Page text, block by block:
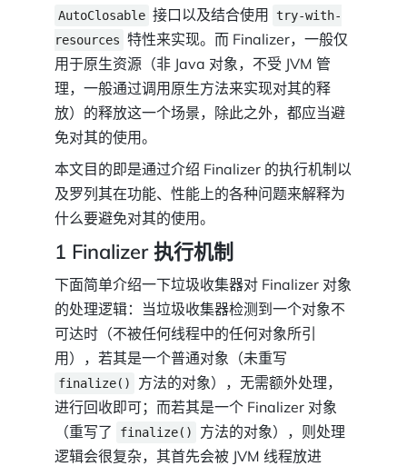
AutoClosable 接口以及结合使用
try-with-
resources 特性来实现。而 Finalizer，一般仅
用于原生资源（非 Java 对象，不受 JVM 管
理，一般通过调用原生方法来实现对其的释
放）的释放这一个场景，除此之外，都应当避
免对其的使用。
本文目的即是通过介绍 Finalizer 的执行机制以
及罗列其在功能、性能上的各种问题来解释为
什么要避免对其的使用。
1 Finalizer 执行机制
下面简单介绍一下垃圾收集器对 Finalizer 对象
的处理逻辑：当垃圾收集器检测到一个对象不
可达时（不被任何线程中的任何对象所引
用），若其是一个普通对象（未重写
finalize()
方法的对象），无需额外处理，
进行回收即可；而若其是一个 Finalizer 对象
（重写了
finalize()
方法的对象），则处理
逻辑会很复杂，其首先会被 JVM 线程放进